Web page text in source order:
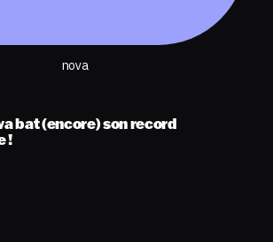
nova
bat (encore) son record
!